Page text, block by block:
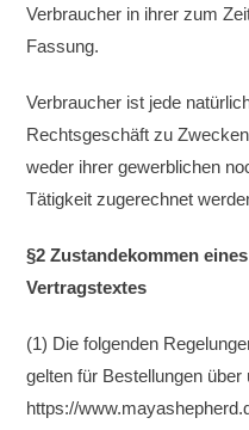
Verbraucher in ihrer zum
Fassung.
Verbraucher ist jede
Rechtsgeschäft zu
weder ihrer gewerblichen
Tätigkeit zugerechnet
§2 Zustandekommen
Vertragstextes
(1) Die folgenden
gelten für Bestellungen
https://